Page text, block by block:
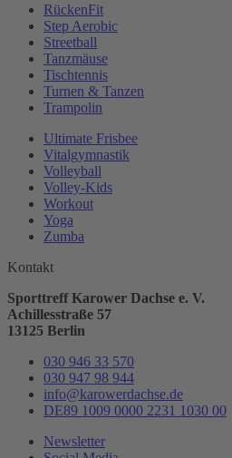
RückenFit
Step Aerobic
Streetball
Tanzmäuse
Tischtennis
Turnen & Tanzen
Trampolin
Ultimate Frisbee
Vitalgymnastik
Volleyball
Volley-Kids
Workout
Yoga
Zumba
Kontakt
Sporttreff Karower Dachse e. V.
Achillesstraße 57
13125 Berlin
030 946 33 570
030 947 98 944
info@karowerdachse.de
DE89 1009 0000 2231 1030 00
Newsletter